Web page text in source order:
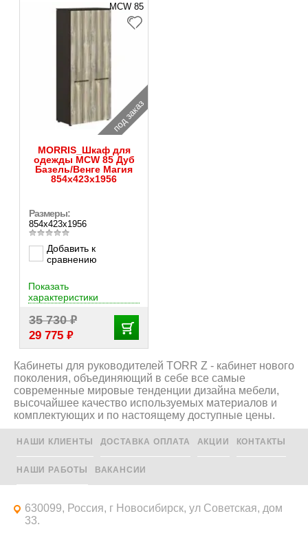
MCW 85
под заказ
MORRIS_Шкаф для
одежды MCW 85 Дуб
Базель/Венге Магия
854х423х1956
Размеры:
854х423х1956
Добавить к
сравнению
35 730₽
29 775 ₽
Показать
характеристики
Кабинеты для руководителей TORR Z - кабинет нового
поколения, объединяющий в себе все самые
современные мировые тенденции дизайна мебели,
высочайшее качество используемых материалов и
комплектующих и по настоящему доступные цены.
НАШИ КЛИЕНТЫ ДОСТАВКА ОПЛАТА АКЦИИ КОНТАКТЫ
НАШИ РАБОТЫ ВАКАНСИИ
630099, Россия, г Новосибирск, ул Советская, дом
33.